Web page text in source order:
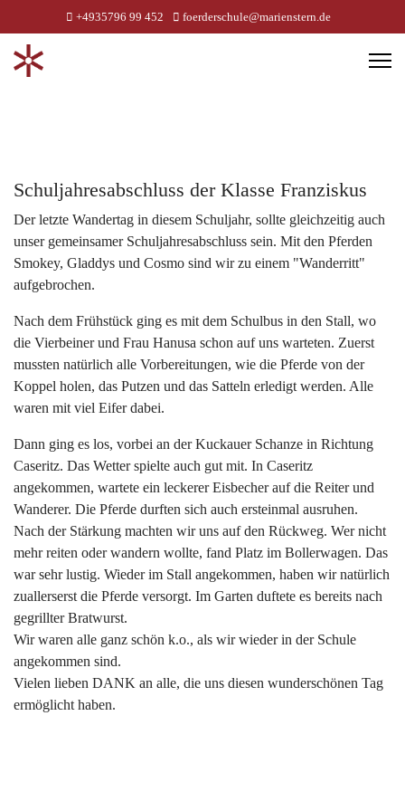
+4935796 99 452 foerderschule@marienstern.de
Schuljahresabschluss der Klasse Franziskus
Der letzte Wandertag in diesem Schuljahr, sollte gleichzeitig auch
unser gemeinsamer Schuljahresabschluss sein. Mit den Pferden
Smokey, Gladdys und Cosmo sind wir zu einem "Wanderritt"
aufgebrochen.
Nach dem Frühstück ging es mit dem Schulbus in den Stall, wo
die Vierbeiner und Frau Hanusa schon auf uns warteten. Zuerst
mussten natürlich alle Vorbereitungen, wie die Pferde von der
Koppel holen, das Putzen und das Satteln erledigt werden. Alle
waren mit viel Eifer dabei.
Dann ging es los, vorbei an der Kuckauer Schanze in Richtung
Caseritz. Das Wetter spielte auch gut mit. In Caseritz
angekommen, wartete ein leckerer Eisbecher auf die Reiter und
Wanderer. Die Pferde durften sich auch ersteinmal ausruhen.
Nach der Stärkung machten wir uns auf den Rückweg. Wer nicht
mehr reiten oder wandern wollte, fand Platz im Bollerwagen. Das
war sehr lustig. Wieder im Stall angekommen, haben wir natürlich
zuallerserst die Pferde versorgt. Im Garten duftete es bereits nach
gegrillter Bratwurst.
Wir waren alle ganz schön k.o., als wir wieder in der Schule
angekommen sind.
Vielen lieben DANK an alle, die uns diesen wunderschönen Tag
ermöglicht haben.